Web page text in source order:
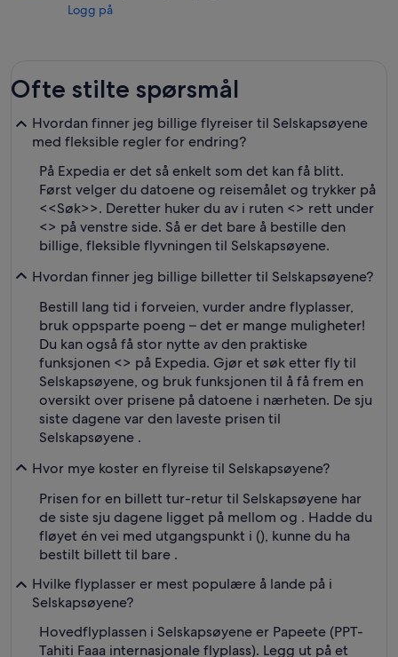
Logg på
Ofte stilte spørsmål
Hvordan finner jeg billige flyreiser til Selskapsøyene
med fleksible regler for endring?
På Expedia er det så enkelt som det kan få blitt.
Først velger du datoene og reisemålet og trykker på
<<Søk>>. Deretter huker du av i ruten <> rett under
<> på venstre side. Så er det bare å bestille den
billige, fleksible flyvningen til Selskapsøyene.
Hvordan finner jeg billige billetter til Selskapsøyene?
Bestill lang tid i forveien, vurder andre flyplasser,
bruk oppsparte poeng – det er mange muligheter!
Du kan også få stor nytte av den praktiske
funksjonen <> på Expedia. Gjør et søk etter fly til
Selskapsøyene, og bruk funksjonen til å få frem en
oversikt over prisene på datoene i nærheten. De sju
siste dagene var den laveste prisen til
Selskapsøyene .
Hvor mye koster en flyreise til Selskapsøyene?
Prisen for en billett tur-retur til Selskapsøyene har
de siste sju dagene ligget på mellom og . Hadde du
fløyet én vei med utgangspunkt i (), kunne du ha
bestilt billett til bare .
Hvilke flyplasser er mest populære å lande på i
Selskapsøyene?
Hovedflyplassen i Selskapsøyene er Papeete (PPT-
Tahiti Faaa internasjonale flyplass). Legg ut på et